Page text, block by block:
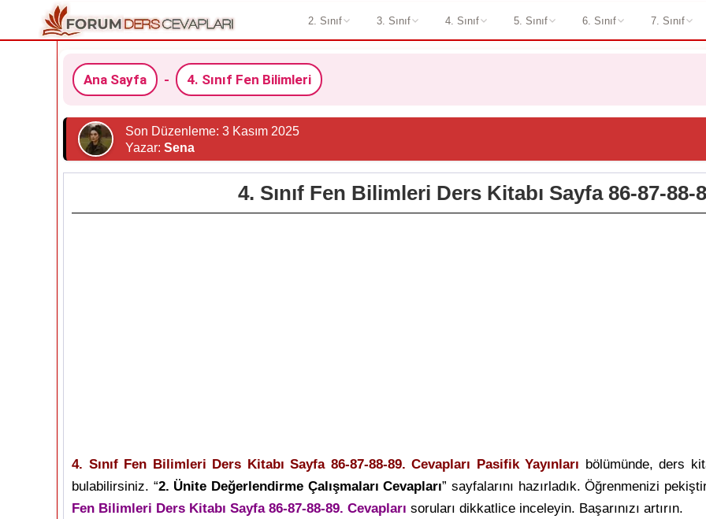
2. Sınıf 3. Sınıf 4. Sınıf 5. Sınıf 6. Sınıf 7. Sınıf
Ana Sayfa - 4. Sınıf Fen Bilimleri
Son Düzenleme: 3 Kasım 2025
Yazar: Sena
4. Sınıf Fen Bilimleri Ders Kitabı Sayfa 86-87-88-
4. Sınıf Fen Bilimleri Ders Kitabı Sayfa 86-87-88-89. Cevapları Pasifik Yayınları bölümünde, ders
bulabilirsiniz. “2. Ünite Değerlendirme Çalışmaları Cevapları” sayfalarını hazırladık. Öğrenmenizi
Fen Bilimleri Ders Kitabı Sayfa 86-87-88-89. Cevapları soruları dikkatlice inceleyin. Başarınızı artırın.